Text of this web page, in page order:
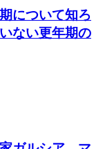
について知ろ
ない更年期の